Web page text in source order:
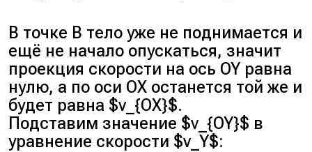
В точке B тело уже не поднимается и
ещё не начало опускаться, значит
проекция скорости на ось OY равна
нулю, а по оси OХ останется той же и
будет равна $v_{OX}$.
Подставим значение $v_{OY}$ в
уравнение скорости $v_Y$: